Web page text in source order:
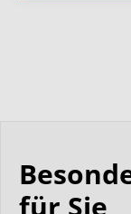
für Sie